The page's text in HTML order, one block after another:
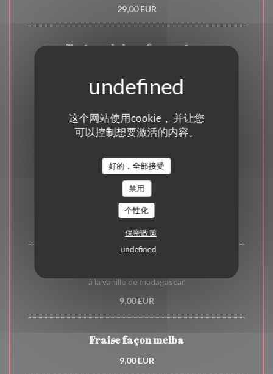
这个网站使用cookie， 并让您
可以控制想要激活的内容。
好的，全部接受
禁用
个性化
保密政策
undefined
29,00 EUR
Tartare de boeuf au couteau
22,00 EUR
Les desserts
Brownies au chocolat
glace yaourt
9,00 EUR
à la vanille de madagascar
9,00 EUR
Fraise façon melba
9,00 EUR